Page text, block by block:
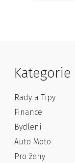
Kategorie
Rady a Tipy
Finance
Bydlení
Auto Moto
Pro ženy